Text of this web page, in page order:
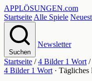
APPLÖSUNGEN.com
Startseite Alle Spiele
Suchen
Newsletter
Startseite / 4 Bilder 1 Wort /
4 Bilder 1 Wort · Tägliches